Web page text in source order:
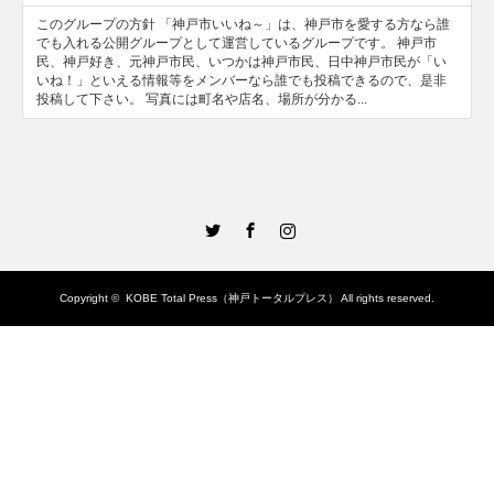
このグループの方針 「神戸市いいね～」は、神戸市を愛する方なら誰
でも入れる公開グループとして運営しているグループです。 神戸市
民、神戸好き、元神戸市民、いつかは神戸市民、日中神戸市民が「い
いね！」といえる情報等をメンバーなら誰でも投稿できるので、是非
投稿して下さい。 写真には町名や店名、場所が分かる...
Copyright © KOBE Total Press（神戸トータルプレス） All rights reserved.